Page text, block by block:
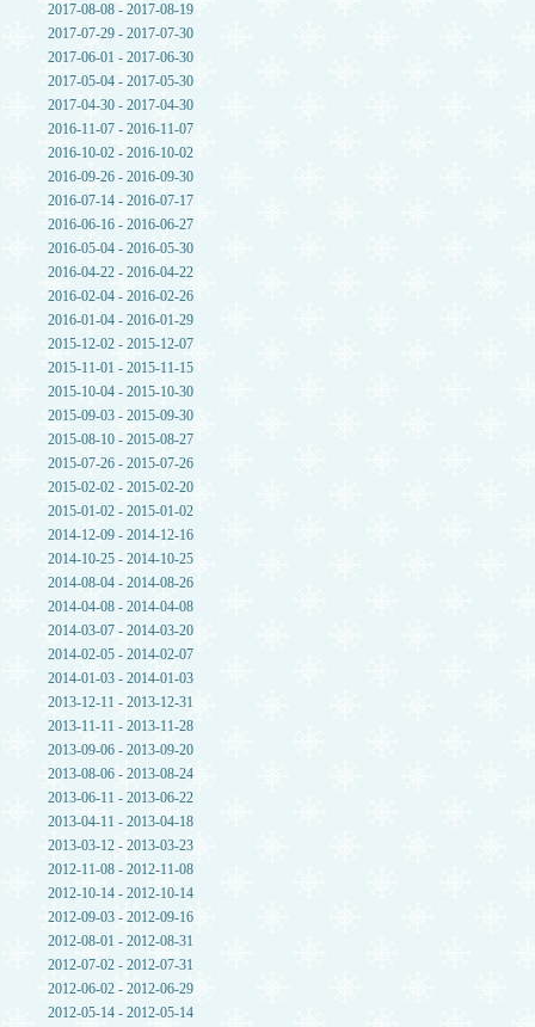
2017-08-08 - 2017-08-19
2017-07-29 - 2017-07-30
2017-06-01 - 2017-06-30
2017-05-04 - 2017-05-30
2017-04-30 - 2017-04-30
2016-11-07 - 2016-11-07
2016-10-02 - 2016-10-02
2016-09-26 - 2016-09-30
2016-07-14 - 2016-07-17
2016-06-16 - 2016-06-27
2016-05-04 - 2016-05-30
2016-04-22 - 2016-04-22
2016-02-04 - 2016-02-26
2016-01-04 - 2016-01-29
2015-12-02 - 2015-12-07
2015-11-01 - 2015-11-15
2015-10-04 - 2015-10-30
2015-09-03 - 2015-09-30
2015-08-10 - 2015-08-27
2015-07-26 - 2015-07-26
2015-02-02 - 2015-02-20
2015-01-02 - 2015-01-02
2014-12-09 - 2014-12-16
2014-10-25 - 2014-10-25
2014-08-04 - 2014-08-26
2014-04-08 - 2014-04-08
2014-03-07 - 2014-03-20
2014-02-05 - 2014-02-07
2014-01-03 - 2014-01-03
2013-12-11 - 2013-12-31
2013-11-11 - 2013-11-28
2013-09-06 - 2013-09-20
2013-08-06 - 2013-08-24
2013-06-11 - 2013-06-22
2013-04-11 - 2013-04-18
2013-03-12 - 2013-03-23
2012-11-08 - 2012-11-08
2012-10-14 - 2012-10-14
2012-09-03 - 2012-09-16
2012-08-01 - 2012-08-31
2012-07-02 - 2012-07-31
2012-06-02 - 2012-06-29
2012-05-14 - 2012-05-14